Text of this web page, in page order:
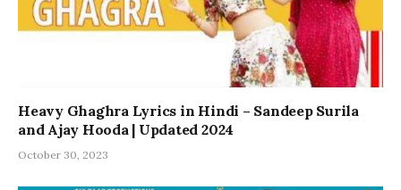
Heavy Ghaghra Lyrics in Hindi – Sandeep Surila
and Ajay Hooda | Updated 2024
October 30, 2023